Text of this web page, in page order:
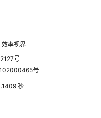
效率视界
号
号
秒